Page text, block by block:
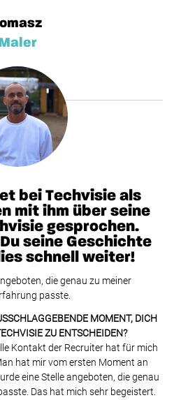
bei Techvisie als
mit ihm über seine
gesprochen.
seine Geschichte
schnell weiter!
die genau zu meiner
passte.
MOMENT, DICH
ZU ENTSCHEIDEN?
Kontakt der Recruiter hat für mich
hat mir vom ersten Moment an
eine Stelle angeboten, die genau
Das hat mich sehr begeistert.